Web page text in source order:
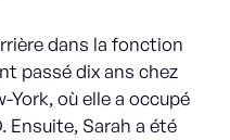
dans la fonction
passé dix ans chez
York, où elle a occupé
Ensuite, Sarah a été